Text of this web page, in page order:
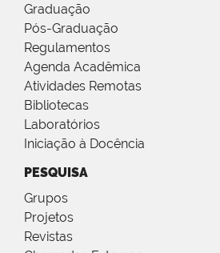
Graduação
Pós-Graduação
Regulamentos
Agenda Acadêmica
Atividades Remotas
Bibliotecas
Laboratórios
Iniciação à Docência
PESQUISA
Grupos
Projetos
Revistas